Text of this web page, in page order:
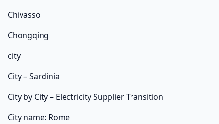
Chivasso
Chongqing
city
City – Sardinia
City by City – Electricity Supplier Transition
City name: Rome